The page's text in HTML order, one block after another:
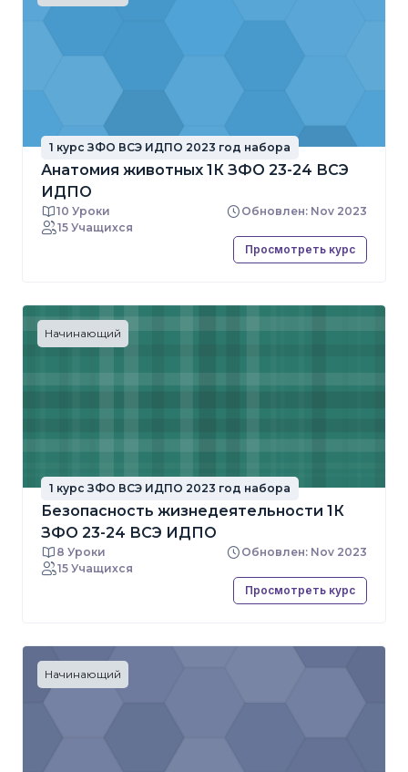
1 курс ЗФО ВСЭ ИДПО 2023 год набора
Анатомия животных 1К ЗФО 23-24 ВСЭ
ИДПО
10 Уроки
Обновлен: Nov 2023
15 Учащихся
Просмотреть курс
Начинающий
1 курс ЗФО ВСЭ ИДПО 2023 год набора
Безопасность жизнедеятельности 1К
ЗФО 23-24 ВСЭ ИДПО
8 Уроки
Обновлен: Nov 2023
15 Учащихся
Просмотреть курс
Начинающий